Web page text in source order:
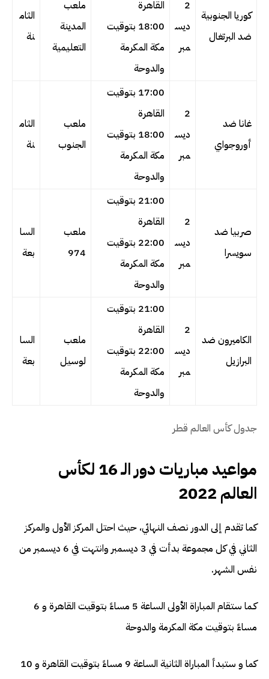
كوريا الجنوبية
ضد البرتغال
2
ديس
مبر
القاهرة
18:00 بتوقيت
مكة المكرمة
والدوحة
ملعب
المدينة
التعليمية
الثام
نة
غانا ضد
أوروجواي
2
ديس
مبر
17:00 بتوقيت
القاهرة
18:00 بتوقيت
مكة المكرمة
والدوحة
ملعب
الجنوب
الثام
نة
صربيا ضد
سويسرا
2
ديس
مبر
21:00 بتوقيت
القاهرة
22:00 بتوقيت
مكة المكرمة
والدوحة
ملعب
974
السا
بعة
الكاميرون ضد
البرازيل
2
ديس
مبر
21:00 بتوقيت
القاهرة
22:00 بتوقيت
مكة المكرمة
والدوحة
ملعب
لوسيل
السا
بعة
جدول كأس العالم قطر
مواعيد مباريات دور الـ 16 لكأس
العالم 2022
كما تقدم إلى الدور نصف النهائي، حيث احتل المركز الأول والمركز
الثاني في كل مجموعة بدأت في 3 ديسمبر وانتهت في 6 ديسمبر من
نفس الشهر.
كـما ستقام المباراة الأولى الساعة 5 مساءً بتوقيت القاهرة و 6
مساءً بتوقيت مكة المكرمة والدوحة
كما و ستبدأ المباراة الثانية الساعة 9 مساءً بتوقيت القاهرة و 10